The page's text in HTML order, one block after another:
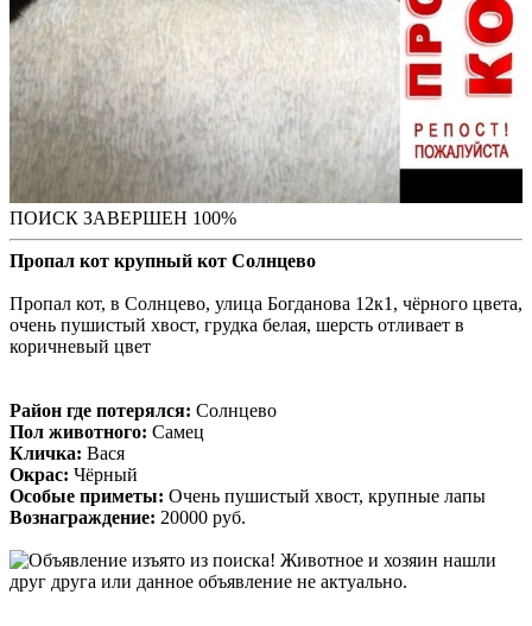
ПОИСК ЗАВЕРШЕН 100%
Пропал кот крупный кот Солнцево
Пропал кот, в Солнцево, улица Богданова 12к1, чёрного цвета,
очень пушистый хвост, грудка белая, шерсть отливает в
коричневый цвет
Район где потерялся: Солнцево
Пол животного: Самец
Кличка: Вася
Окрас: Чёрный
Особые приметы: Очень пушистый хвост, крупные лапы
Вознаграждение: 20000 руб.